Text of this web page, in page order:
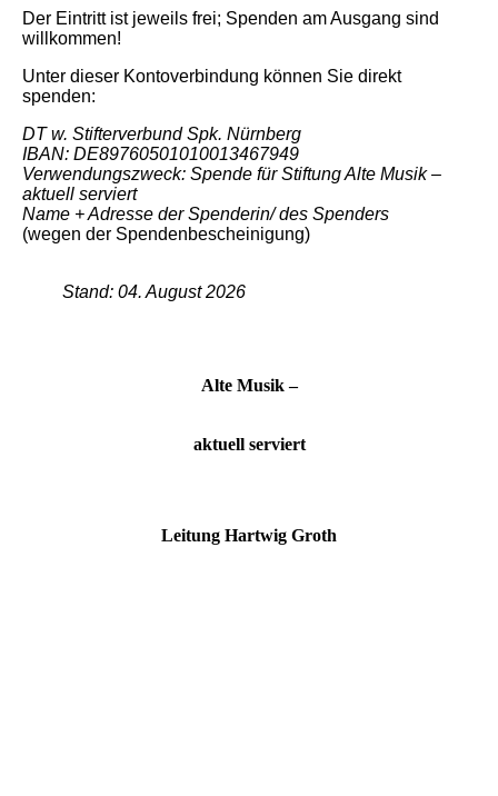
Der Eintritt ist jeweils frei; Spenden am Ausgang sind
willkommen!
Unter dieser Kontoverbindung können Sie direkt
spenden:
DT w. Stifterverbund Spk. Nürnberg
IBAN: DE89760501010013467949
Verwendungszweck: Spende für Stiftung Alte Musik –
aktuell serviert
Name + Adresse der Spenderin/ des Spenders
(wegen der Spendenbescheinigung)
Stand: 04. August 2026
Alte Musik–
aktuell serviert
Leitung Hartwig Groth